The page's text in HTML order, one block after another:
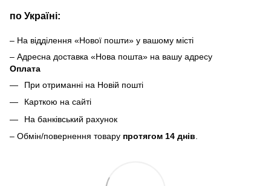
по Україні:
– На відділення «Нової пошти» у вашому місті
– Адресна доставка «Нова пошта» на вашу адресу
Оплата
При отриманні на Новій пошті
Карткою на сайті
На банківський рахунок
– Обмін/повернення товару протягом 14 днів